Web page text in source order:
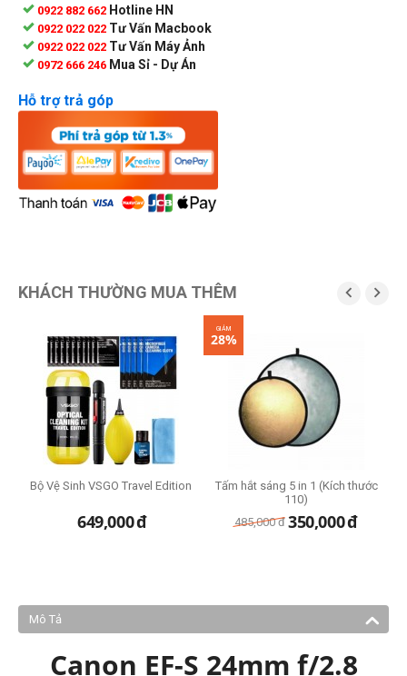
0922 882 662 Hotline HN
0922 022 022 Tư Vấn Macbook
0922 022 022 Tư Vấn Máy Ảnh
0972 666 246 Mua Sỉ - Dự Án
Hỗ trợ trả góp
KHÁCH THƯỜNG MUA THÊM  
Bộ Vệ Sinh VSGO Travel Edition
649,000đ
GIẢM
28%
Tấm hắt sáng 5 in 1 (Kích thước
110)
485,000 đ 350,000đ
Mô Tả
Canon EF-S 24mm f/2.8